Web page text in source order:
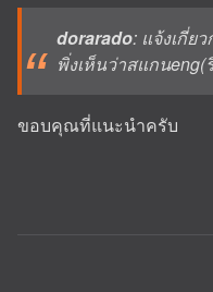
dorarado: แจ้งเกี่ย
พิ่งเห็นว่าสแกนeng(
ขอบคุณที่แนะนำครับ